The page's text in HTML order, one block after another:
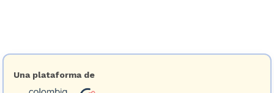
Una plataforma de